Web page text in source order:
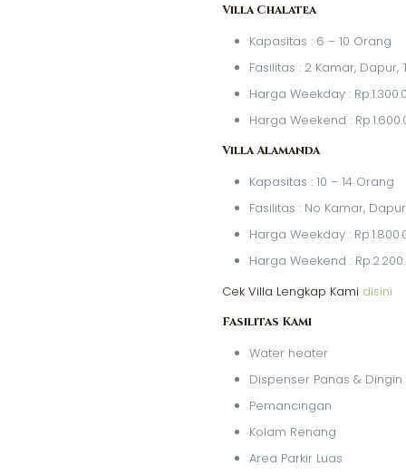
Villa Chalatea
Kapasitas : 6 – 10 Orang
Fasilitas : 2 Kamar,
Harga Weekday :
Harga Weekend :
Villa Alamanda
Kapasitas : 10 – 14 Orang
Fasilitas : No Kamar,
Harga Weekday :
Harga Weekend :
Cek Villa Lengkap Kami disini
Fasilitas Kami
Water heater
Dispenser Panas & Dingin
Pemancingan
Kolam Renang
Area Parkir Luas